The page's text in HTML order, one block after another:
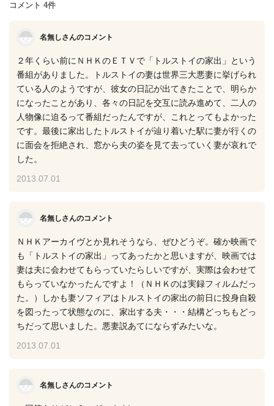
コメント 4件
名無しさんのコメント
２年くらい前にＮＨＫのＥＴＶで「トルストイの家出」という
番組がありました。トルストイの妻は世界三大悪妻に挙げられ
ている人のようですが、彼女の日記が出てきたことで、明らか
になったことがあり、各々の日記を交互に読み進めて、二人の
人物像に迫るって番組だったんですが、これとってもよかった
です。最後に家出したトルストイが辿り着いた駅に妻が行くの
に面会を拒絶され、窓から夫の姿を見て去っていく妻が哀れで
した。
2013.07.01
名無しさんのコメント
ＮＨＫアーカイヴとか見れそうなら、ぜひどうぞ。確か映画で
も「トルストイの家出」ってあったかと思いますが、映画では
妻は夫に会わせてもらっていたらしいですが、実際は会わせて
もらっていなかったんですよ！（ＮＨＫのは実録フィルムだっ
た。）しかも妻ソフィアはトルストイの家出の前日に投身自殺
を図ったって状態なのに、家出する夫・・・結構どっちもどっ
ちだって思いました。悪妻説あてにならずみたいな。
2013.07.01
名無しさんのコメント